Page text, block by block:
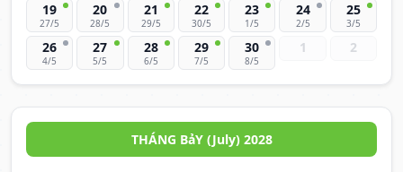
19
27/5
20
28/5
21
29/5
22
30/5
23
1/5
24
2/5
25
3/5
26
4/5
27
5/5
28
6/5
29
7/5
30
8/5
1 2
THÁNG BảY (July) 2028